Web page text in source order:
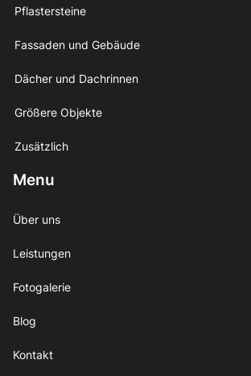
Pflastersteine
Fassaden und Gebäude
Dächer und Dachrinnen
Größere Objekte
Zusätzlich
Menu
Über uns
Leistungen
Fotogalerie
Blog
Kontakt